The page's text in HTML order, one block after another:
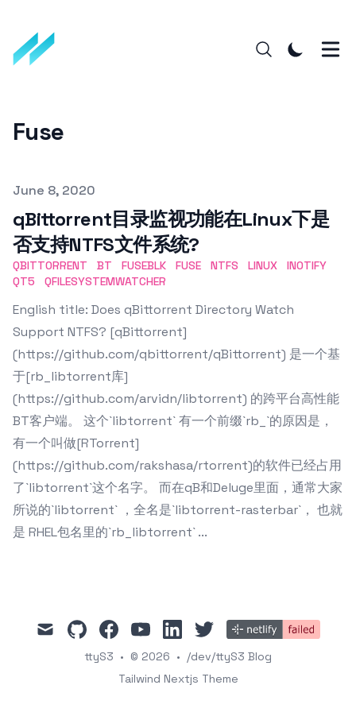
Fuse
Published on
June 8, 2020
qBittorrent目录监视功能在Linux下是
否支持NTFS文件系统?
QBITTORRENT BT FUSEBLK FUSE NTFS LINUX
INOTIFY
QT5
QFILESYSTEMWATCHER
English title: Does qBittorrent Directory Watch
Support NTFS? [qBittorrent]
(https://github.com/qbittorrent/qBittorrent) 是一个基
于[rb_libtorrent库]
(https://github.com/arvidn/libtorrent) 的跨平台高性能
BT客户端。 这个`libtorrent` 有一个前缀`rb_`的原因是，
有一个叫做[RTorrent]
(https://github.com/rakshasa/rtorrent)的软件已经占用
了`libtorrent`这个名字。 而在qB和Deluge里面，通常大家
所说的`libtorrent` ，全名是`libtorrent-rasterbar`， 也就
是 RHEL包名里的`rb_libtorrent` ...
mail githubfacebookyoutubelinkedintwitter
ttyS3 • © 2026 • /dev/ttyS3 Blog
Tailwind Nextjs Theme